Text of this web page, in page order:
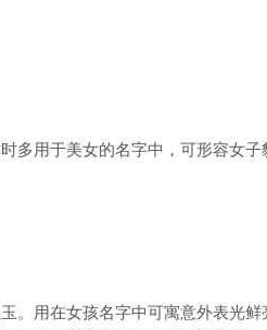
多用于美女的名字中，可形容女子
。用在女孩名字中可寓意外表光鲜